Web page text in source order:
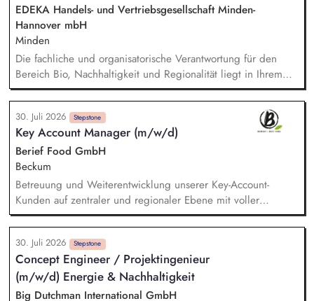
EDEKA Handels- und Vertriebsgesellschaft Minden-
Hannover mbH
Minden
Die fachliche und organisatorische Verantwortung für den
Bereich Bio, Nachhaltigkeit und Regionalität liegt in Ihrem
Aufgabenbereich. Neue Ideen bringen Sie aktiv ein,
gestalten Veränderungen kreativ mit und treiben die
strategische Weiterentwicklung des Bereichs mit analytischem
Denken voran. Sortiments- und Nachhaltigkeitsstrategien
entwickeln Sie weiter und setzen Impulse für ein
zukunftsfähiges Angebot und stellen dabei sicher, dass
relevante Qualitäts-, Nachhaltigkeits- und
Zertifizierungsanforderungen berücksichtigt werden. Sie
analysieren Markt-, Kunden- und Sortimentsentwicklungen und
leiten daraus konkrete Maßnahmen ab. Potenziale für
nachhaltige, regionale und biologische Sortimente
identifizieren Sie und begleiten deren Umsetzung.
30. Juli 2026 Stepstone
Key Account Manager (m/w/d)
Berief Food GmbH
Beckum
Betreuung und Weiterentwicklung unserer Key-Account-
Kunden auf zentraler und regionaler Ebene mit voller
Umsatz-, Absatz- und Ertragsverantwortung. Entwicklung und
Umsetzung kundenindividueller Distributions- und
Wachstumsstrategien sowie Identifikation neuer
Geschäftsfelder. Kontinuierliche Analyse von Markt- und
Wettbewerbsentwicklungen sowie Ableitung gezielter
Maßnahmen auch im Sinne des Category-Managements.
30. Juli 2026 Stepstone
Concept Engineer / Projektingenieur
(m/w/d) Energie & Nachhaltigkeit
Big Dutchman International GmbH